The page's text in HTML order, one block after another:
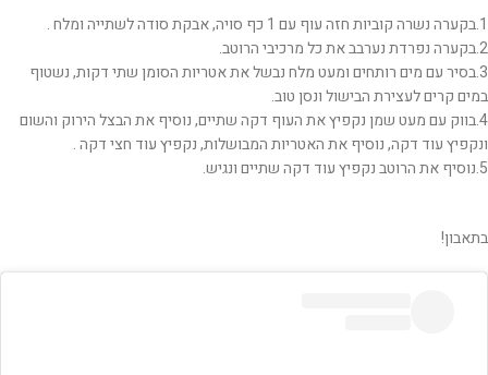
1.בקערה נשרה קוביות חזה עוף עם 1 כף סויה, אבקת סודה לשתייה ומלח .
2.בקערה נפרדת נערבב את כל מרכיבי הרוטב.
3.בסיר עם מים רותחים ומעט מלח נבשל את אטריות הסומן שתי דקות, נשטוף
במים קרים לעצירת הבישול ונסן טוב.
4.בווק עם מעט שמן נקפיץ את העוף דקה שתיים, נוסיף את הבצל הירוק והשום
ונקפיץ עוד דקה, נוסיף את האטריות המבושלות, נקפיץ עוד חצי דקה .
5.נוסיף את הרוטב נקפיץ עוד דקה שתיים ונגיש.
בתאבון!